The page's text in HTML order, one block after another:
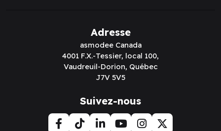
Adresse
asmodee Canada
4001 F.X.-Tessier, local 100,
Vaudreuil-Dorion, Québec
J7V 5V5
Suivez-nous